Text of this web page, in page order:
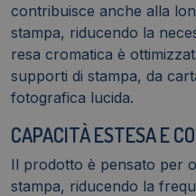
contribuisce anche alla
stampa, riducendo la
resa cromatica è
supporti di stampa, da
fotografica lucida.
CAPACITÀ ESTESA E
Il prodotto è pensato per
stampa, riducendo la